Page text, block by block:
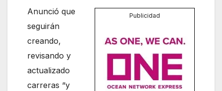
Publicidad
Anunció que
seguirán
creando,
revisando y
actualizado
carreras “y